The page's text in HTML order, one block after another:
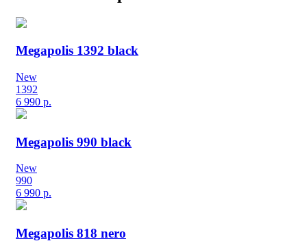
Megapolis 1392 black
New
1392
6 990 р.
Megapolis 990 black
New
990
6 990 р.
Megapolis 818 nero